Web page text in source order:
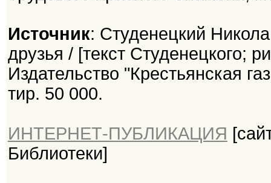
Источник: Студенецкий
друзья / [текст Студенецкого;
Издательство "Крестьянская
тир. 50 000.
ИНТЕРНЕТ-ПУБЛИКАЦИЯ
Библиотеки]